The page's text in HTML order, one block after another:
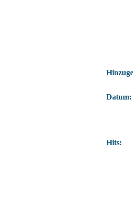
Datum:
Hits: